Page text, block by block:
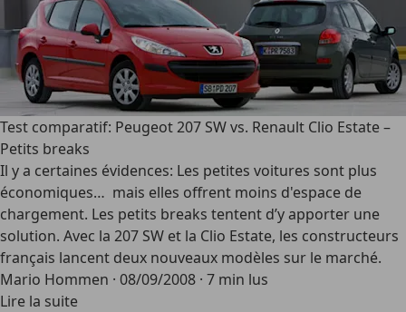
Test comparatif: Peugeot 207 SW vs. Renault Clio Estate –
Petits breaks
Il y a certaines évidences: Les petites voitures sont plus
économiques… mais elles offrent moins d'espace de
chargement. Les petits breaks tentent d’y apporter une
solution. Avec la 207 SW et la Clio Estate, les constructeurs
français lancent deux nouveaux modèles sur le marché.
Mario Hommen · 08/09/2008 · 7 min lus
Lire la suite